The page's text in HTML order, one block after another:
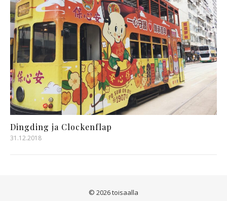
Dingding ja Clockenflap
31.12.2018
© 2026 toisaalla